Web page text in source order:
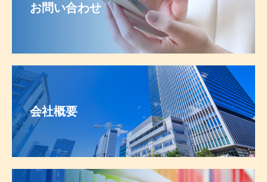
お問い合わせ
会社概要